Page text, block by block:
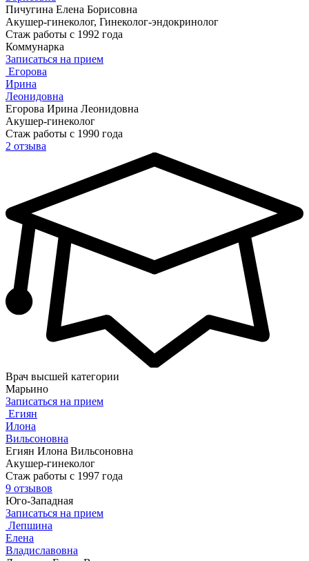
Пичугина Елена Борисовна
Акушер-гинеколог, Гинеколог-эндокринолог
Стаж работы с 1992 года
Коммунарка
Записаться на прием
Егорова
Ирина
Леонидовна
Егорова Ирина Леонидовна
Акушер-гинеколог
Стаж работы с 1990 года
2 отзыва
Врач высшей категории
Марьино
Записаться на прием
Егиян
Илона
Вильсоновна
Егиян Илона Вильсоновна
Акушер-гинеколог
Стаж работы с 1997 года
9 отзывов
Юго-Западная
Записаться на прием
Лепшина
Елена
Владиславовна